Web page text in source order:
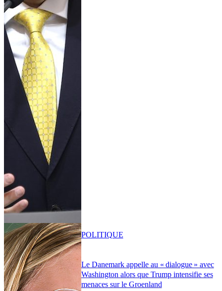
Le Danemark appelle au « dialogue » avec
Washington alors que Trump intensifie ses
menaces sur le Groenland
POLITIQUE